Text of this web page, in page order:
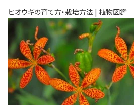
ヒオウギの育て方・栽培方法 | 植物図鑑